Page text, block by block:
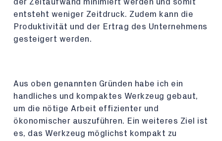
der Zeitaufwand minimiert werden und somit
entsteht weniger Zeitdruck. Zudem kann die
Produktivität und der Ertrag des Unternehmens
gesteigert werden.
Aus oben genannten Gründen habe ich ein
handliches und kompaktes Werkzeug gebaut,
um die nötige Arbeit effizienter und
ökonomischer auszuführen. Ein weiteres Ziel ist
es, das Werkzeug möglichst kompakt zu